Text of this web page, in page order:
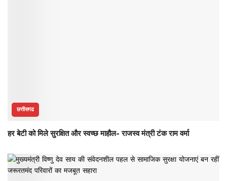
छत्तीसगढ
हर बेटी को मिले सुरक्षित और स्वच्छ माहौल- राजस्व मंत्री टंक राम वर्मा